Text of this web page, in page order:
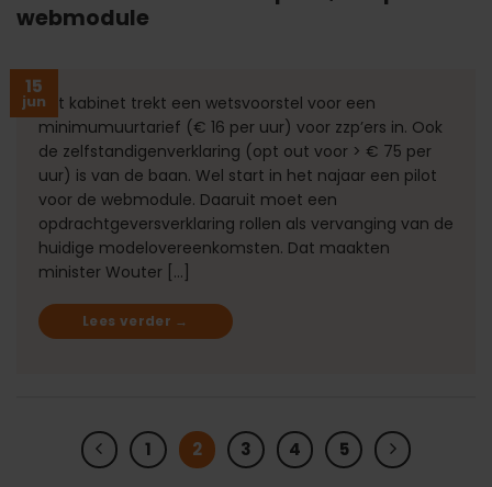
webmodule
15
junHet kabinet trekt een wetsvoorstel voor een
minimumuurtarief (€ 16 per uur) voor zzp’ers in. Ook
de zelfstandigenverklaring (opt out voor > € 75 per
uur) is van de baan. Wel start in het najaar een pilot
voor de webmodule. Daaruit moet een
opdrachtgeversverklaring rollen als vervanging van de
huidige modelovereenkomsten. Dat maakten
minister Wouter […]
Lees verder →
1 2 3 4 5